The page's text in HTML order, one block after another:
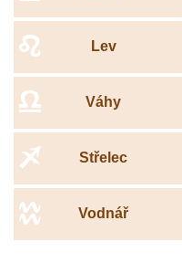
Lev
e
Váhy
g
Střelec
i
Vodnář
k